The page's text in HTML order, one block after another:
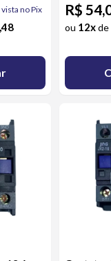
vista no Pix R$
ou 12xde